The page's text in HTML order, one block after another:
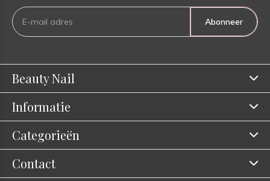
Abonneer
Beauty Nail
Informatie
Categorieën
Contact